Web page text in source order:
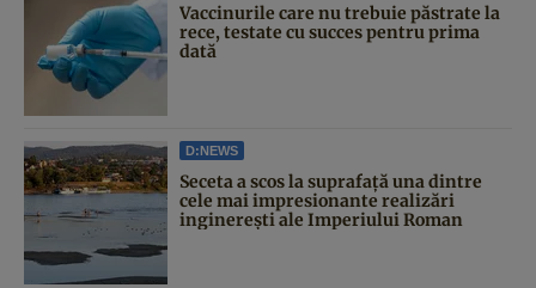
Vaccinurile care nu trebuie păstrate la
rece, testate cu succes pentru prima
dată
D:NEWS
Seceta a scos la suprafață una dintre
cele mai impresionante realizări
inginerești ale Imperiului Roman